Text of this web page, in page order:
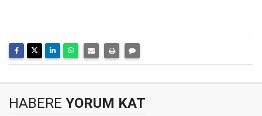
HABERE YORUM KAT